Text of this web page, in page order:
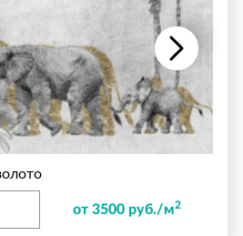
от 3500 руб./м2